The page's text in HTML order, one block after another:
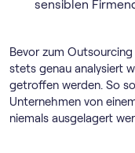
sensiblen
Bevor zum
stets genau analysiert
getroffen werden. So
Unternehmen von
niemals ausgelagert